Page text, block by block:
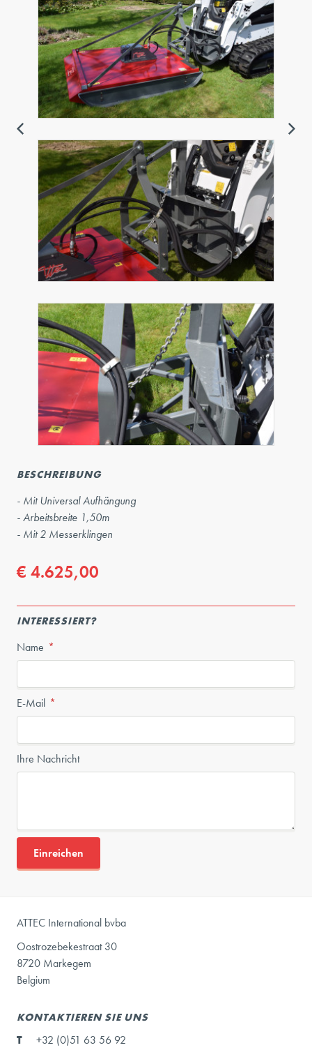
BESCHREIBUNG
- Mit Universal Aufhängung
- Arbeitsbreite 1,50m
- Mit 2 Messerklingen
€ 4.625,00
INTERESSIERT?
Name
E-Mail
Ihre Nachricht
Einreichen
ATTEC International bvba
Oostrozebekestraat 30
8720 Markegem
Belgium
KONTAKTIEREN SIE UNS
T
+32 (0)51 63 56 92